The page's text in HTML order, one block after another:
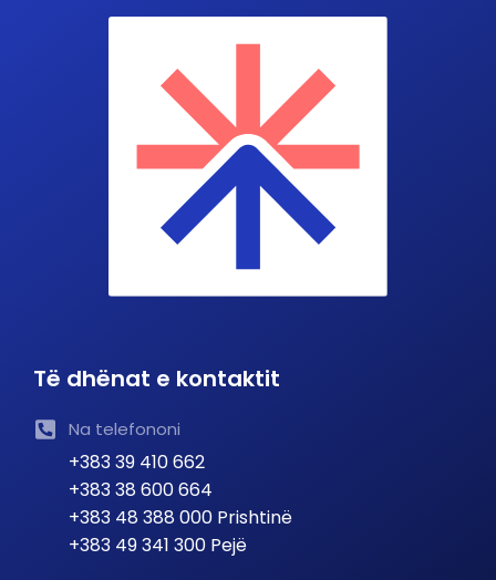
Të dhënat e kontaktit
Na telefononi
+383 39 410 662
+383 38 600 664
+383 48 388 000 Prishtinë
+383 49 341 300 Pejë